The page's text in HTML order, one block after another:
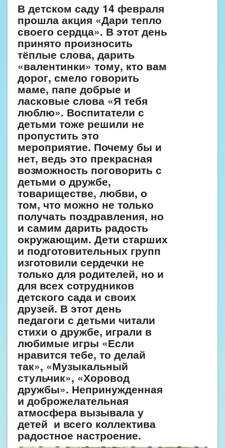
В детском саду 14 февраля
прошла акция «Дари тепло
своего сердца». В этот день
принято произносить
тёплые слова, дарить
«валентинки» тому, кто вам
дорог, смело говорить
маме, папе добрые и
ласковые слова «Я тебя
люблю». Воспитатели с
детьми тоже решили не
пропустить это
мероприятие. Почему бы и
нет, ведь это прекрасная
возможность поговорить с
детьми о дружбе,
товариществе, любви, о
том, что можно не только
получать поздравления, но
и самим дарить радость
окружающим. Дети старших
и подготовительных групп
изготовили сердечки не
только для родителей, но и
для всех сотрудников
детского сада и своих
друзей. В этот день
педагоги с детьми читали
стихи о дружбе, играли в
любимые игры «Если
нравится тебе, то делай
так», «Музыкальный
стульчик», «Хоровод
дружбы». Непринужденная
и доброжелательная
атмосфера вызывала у
детей и всего коллектива
радостное настроение.